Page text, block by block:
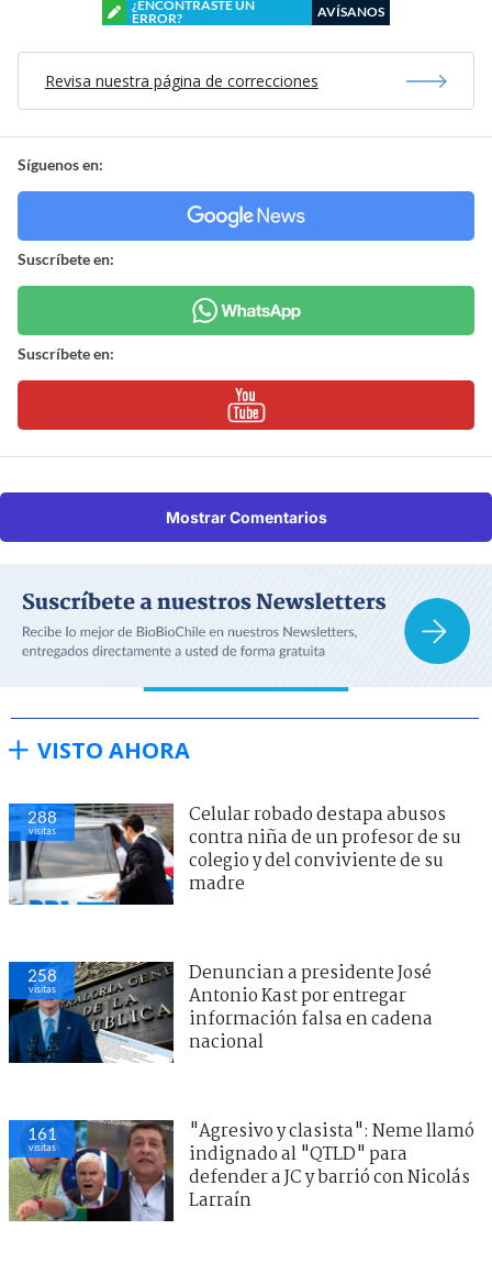
¿ENCONTRASTE UN
ERROR?
AVÍSANOS
Revisa nuestra página de correcciones
Síguenos en:
Suscríbete en:
Suscríbete en:
Mostrar Comentarios
VISTO AHORA
288
visitas
Celular robado destapa abusos
contra niña de un profesor de su
colegio y del conviviente de su
madre
258
visitas
Denuncian a presidente José
Antonio Kast por entregar
información falsa en cadena
nacional
161
visitas
"Agresivo y clasista": Neme llamó
indignado al "QTLD" para
defender a JC y barrió con Nicolás
Larraín